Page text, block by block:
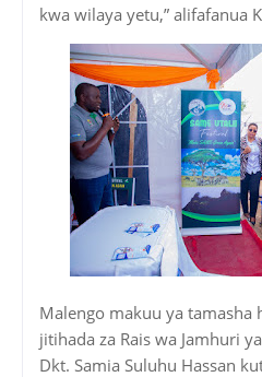
kwa wilaya yetu,” alifafanua
Malengo makuu ya tamasha
jitihada za Rais wa Jamhuri
Dkt. Samia Suluhu Hassan